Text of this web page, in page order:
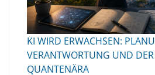
KI WIRD ERWACHSEN:
VERANTWORTUNG UND
QUANTENÄRA